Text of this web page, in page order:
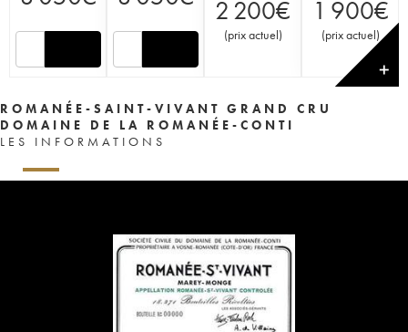
2 200€
(prix actuel)
1 900€
(prix actuel)
✕
ROMANÉE-SAINT-VIVANT GRAND CRU
DOMAINE DE LA ROMANÉE-CONTI
LES INFORMATIONS